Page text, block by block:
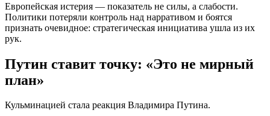
Европейская истерия — показатель не силы, а слабости.
Политики потеряли контроль над нарративом и боятся
признать очевидное: стратегическая инициатива ушла из их
рук.
Путин ставит точку: «Это не мирный
план»
Кульминацией стала реакция Владимира Путина.